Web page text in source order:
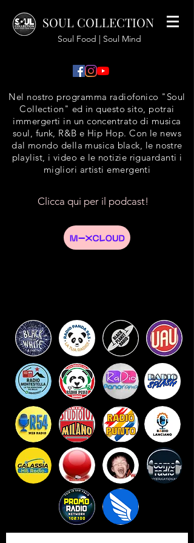
SOUL COLLECTION
Soul Food | Soul Mind
Nel nostro programma radiofonico "Soul
Collection" ed in questo sito, potrai
immergerti in un concentrato di musica
soul, funk, R&B e Hip Hop. Con le news
dal mondo della musica black, le nostre
playlist, i video e le notizie riguardanti i
migliori artisti emergenti
Clicca qui per il podcast!